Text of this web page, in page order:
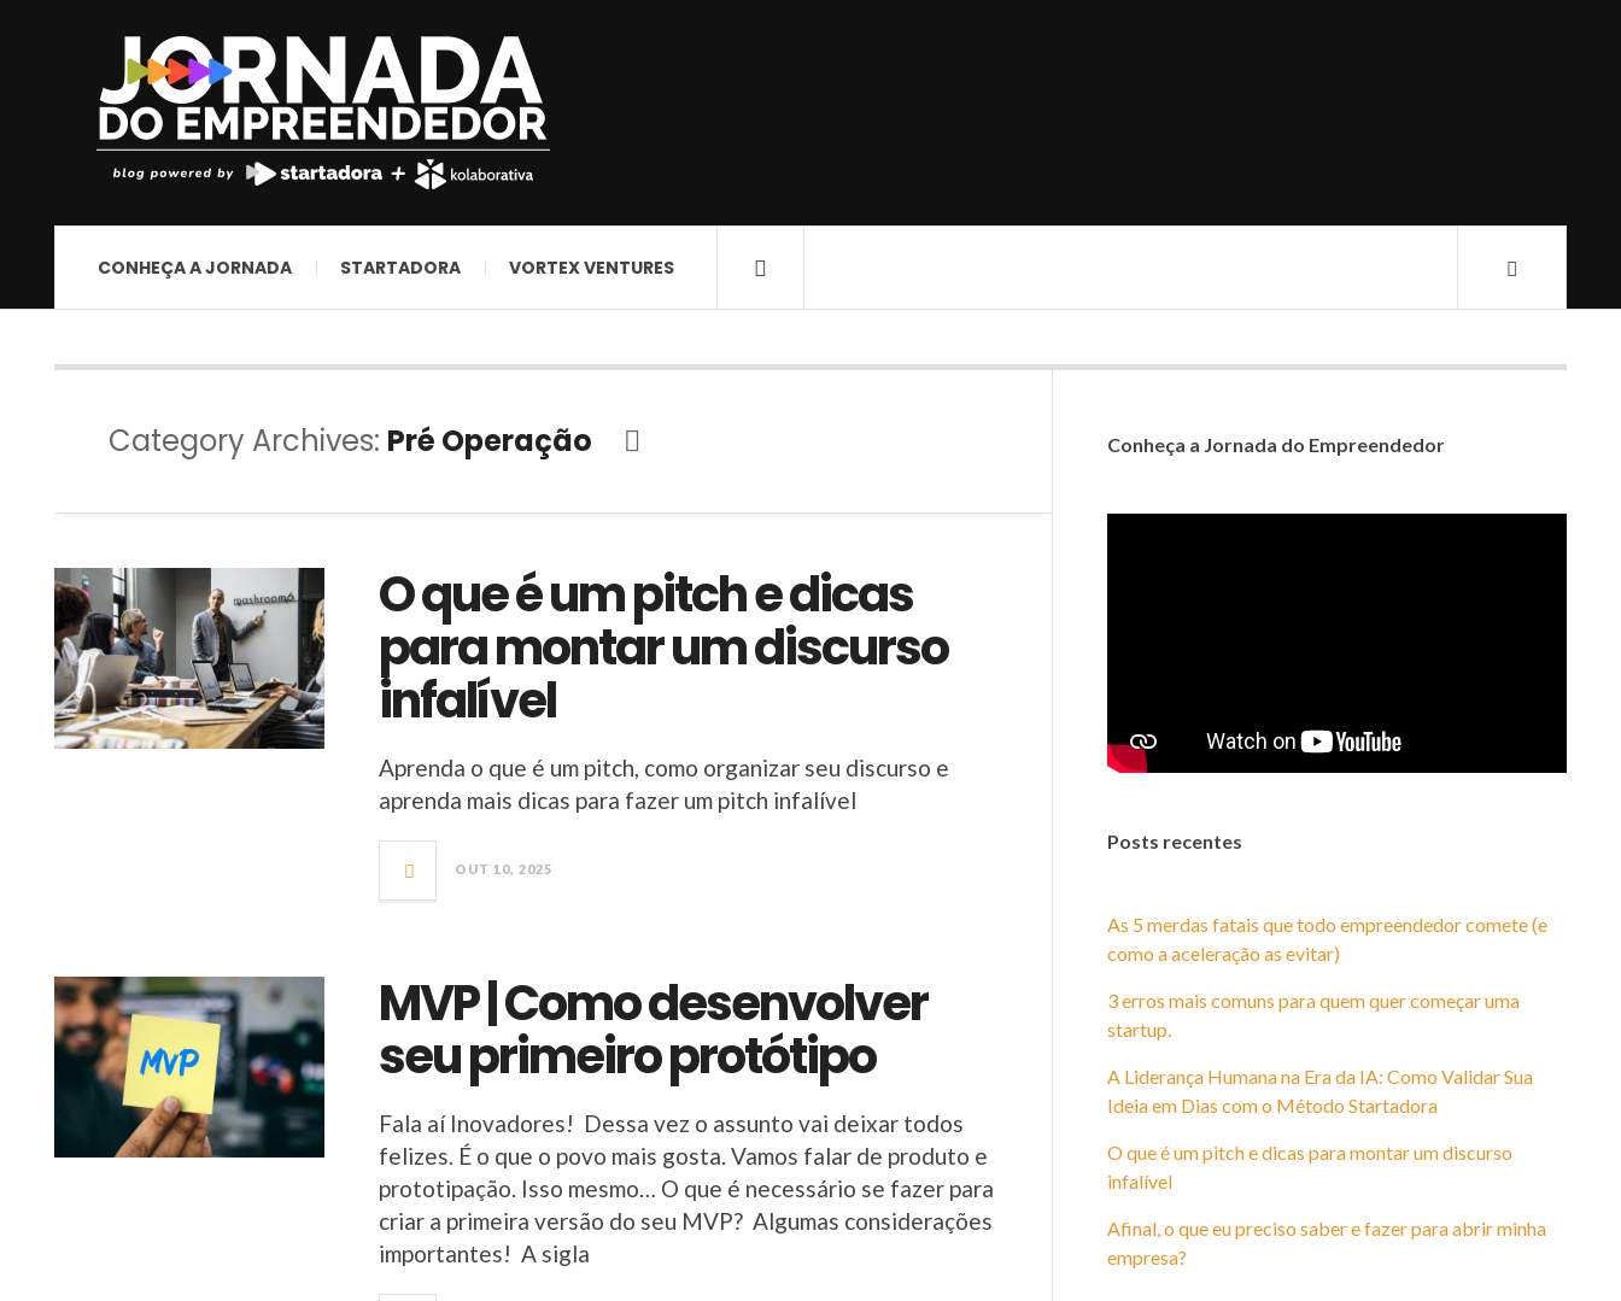
CONHEÇA A JORNADA STARTADORA VORTEX VENTURES
Category Archives: Pré Operação
O que é um pitch e dicas
para montar um discurso
infalível
Aprenda o que é um pitch, como organizar seu discurso e
aprenda mais dicas para fazer um pitch infalível
OUT 10, 2025
MVP | Como desenvolver
seu primeiro protótipo
Fala aí Inovadores! Dessa vez o assunto vai deixar todos
felizes. É o que o povo mais gosta. Vamos falar de produto e
prototipação. Isso mesmo… O que é necessário se fazer para
criar a primeira versão do seu MVP? Algumas considerações
importantes! A sigla
Conheça a Jornada do Empreendedor
Posts recentes
As 5 merdas fatais que todo empreendedor comete (e
como a aceleração as evitar)
3 erros mais comuns para quem quer começar uma
startup.
A Liderança Humana na Era da IA: Como Validar Sua
Ideia em Dias com o Método Startadora
O que é um pitch e dicas para montar um discurso
infalível
Afinal, o que eu preciso saber e fazer para abrir minha
empresa?